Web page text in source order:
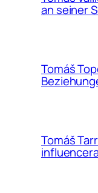
an seiner
Tomáš
Tomáš